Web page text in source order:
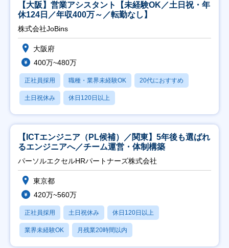
【大阪】営業アシスタント【未経験OK／土日祝・年
休124日／年収400万～／転勤なし】
株式会社JoBins
大阪府
400万~480万
正社員採用 職種・業界未経験OK 20代におすすめ
土日祝休み 休日120日以上
【ICTエンジニア（PL候補）／関東】5年後も選ばれ
るエンジニアへ／チーム運営・体制構築
パーソルエクセルHRパートナーズ株式会社
東京都
420万~560万
正社員採用 土日祝休み 休日120日以上
業界未経験OK 月残業20時間以内